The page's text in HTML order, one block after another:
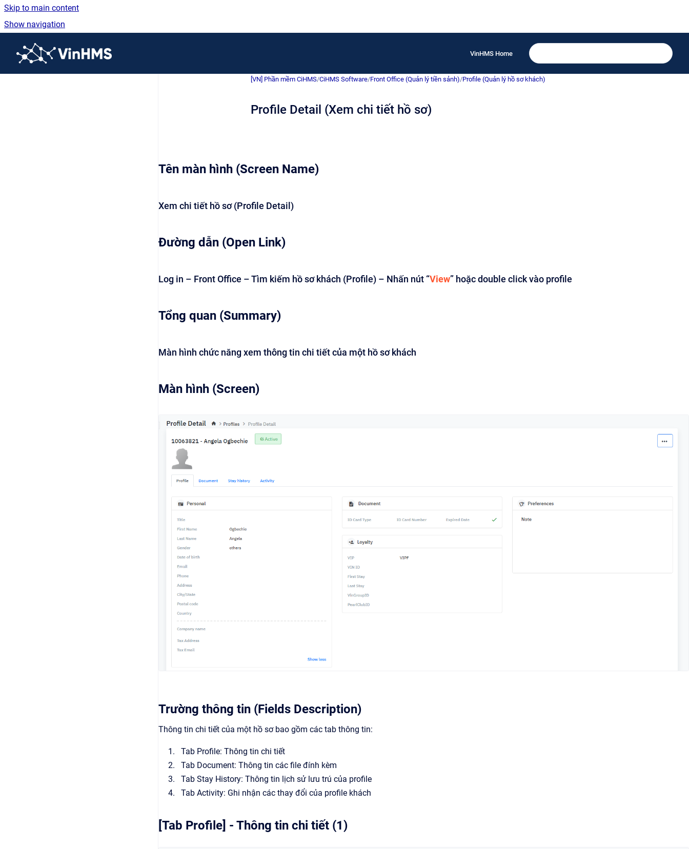
Skip to main content
Show navigation
VinHMS Home
[VN] Phần mềm CiHMS/CiHMS Software/Front Office (Quản lý tiền sảnh)/Profile (Quản lý hồ sơ khách)
Profile Detail (Xem chi tiết hồ sơ)
Tên màn hình (Screen Name)
Xem chi tiết hồ sơ (Profile Detail)
Đường dẫn (Open Link)
Log in – Front Office – Tìm kiếm hồ sơ khách (Profile) – Nhấn nút “View” hoặc double click vào profile
Tổng quan (Summary)
Màn hình chức năng xem thông tin chi tiết của một hồ sơ khách
Màn hình (Screen)
Trường thông tin (Fields Description)
Thông tin chi tiết của một hồ sơ bao gồm các tab thông tin:
Tab Profile: Thông tin chi tiết
Tab Document: Thông tin các file đính kèm
Tab Stay History: Thông tin lịch sử lưu trú của profile
Tab Activity: Ghi nhận các thay đổi của profile khách
[Tab Profile] - Thông tin chi tiết (1)